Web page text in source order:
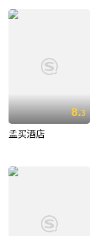
8.3
孟买酒店